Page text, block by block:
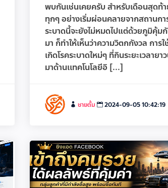
พบกันเช่นเคยครับ สำหรับเดือนสุด
ทุกๆ อย่างเริ่มผ่อนคลายจากสถานก
ระบาดนี้จะยังไม่หมดไปแต่ด้วยภูมิคุ้
มา ก็ทำให้เห็นว่าความวิตกกังวล การ
เกิดโรคระบาดใหม่ๆ ที่กินระยะเวลาย
มาด้านเเทคโนโลยีอิ [...]
ชายตั้ม 2024-09-05 10:42:19